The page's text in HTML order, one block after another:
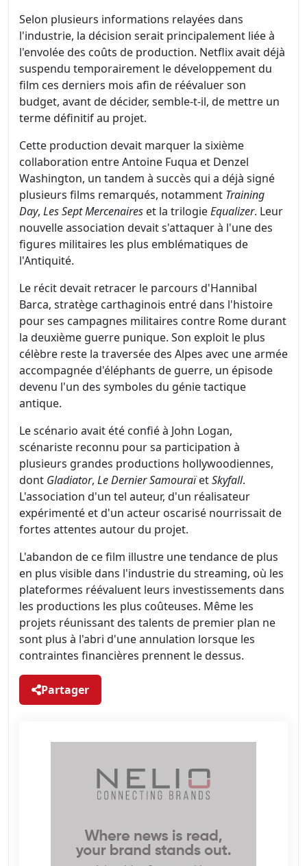
Selon plusieurs informations relayées dans
l'industrie, la décision serait principalement liée à
l'envolée des coûts de production. Netflix avait déjà
suspendu temporairement le développement du
film ces derniers mois afin de réévaluer son
budget, avant de décider, semble-t-il, de mettre un
terme définitif au projet.
Cette production devait marquer la sixième
collaboration entre Antoine Fuqua et Denzel
Washington, un tandem à succès qui a déjà signé
plusieurs films remarqués, notamment Training
Day, Les Sept Mercenaires et la trilogieEqualizer. Leur
nouvelle association devait s'attaquer à l'une des
figures militaires les plus emblématiques de
l'Antiquité.
Le récit devait retracer le parcours d'Hannibal
Barca, stratège carthaginois entré dans l'histoire
pour ses campagnes militaires contre Rome durant
la deuxième guerre punique. Son exploit le plus
célèbre reste la traversée des Alpes avec une armée
accompagnée d'éléphants de guerre, un épisode
devenu l'un des symboles du génie tactique
antique.
Le scénario avait été confié à John Logan,
scénariste reconnu pour sa participation à
plusieurs grandes productions hollywoodiennes,
dont Gladiator, Le Dernier SamouraïetSkyfall.
L'association d'un tel auteur, d'un réalisateur
expérimenté et d'un acteur oscarisé nourrissait de
fortes attentes autour du projet.
L'abandon de ce film illustre une tendance de plus
en plus visible dans l'industrie du streaming, où les
plateformes réévaluent leurs investissements dans
les productions les plus coûteuses. Même les
projets réunissant des talents de premier plan ne
sont plus à l'abri d'une annulation lorsque les
contraintes financières prennent le dessus.
Partager